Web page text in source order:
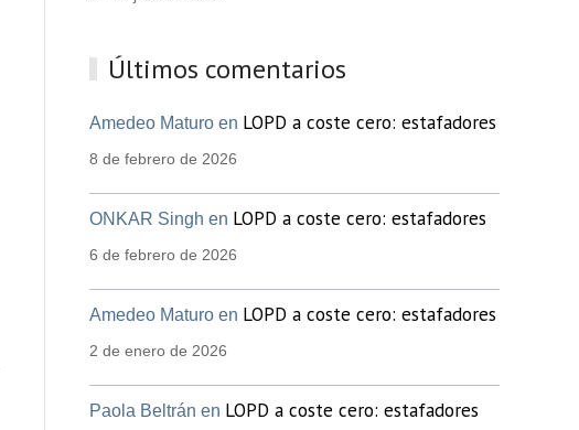
Últimos comentarios
Amedeo Maturo en LOPD a coste cero: estafadores
8 de febrero de 2026
ONKAR Singh en LOPD a coste cero: estafadores
6 de febrero de 2026
Amedeo Maturo en LOPD a coste cero: estafadores
2 de enero de 2026
Paola Beltrán en LOPD a coste cero: estafadores